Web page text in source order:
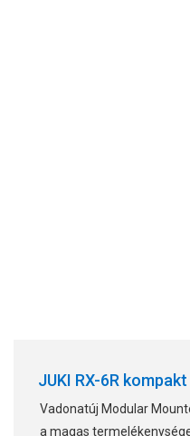
JUKI RX-6R
Vadonatúj Modular
a magas